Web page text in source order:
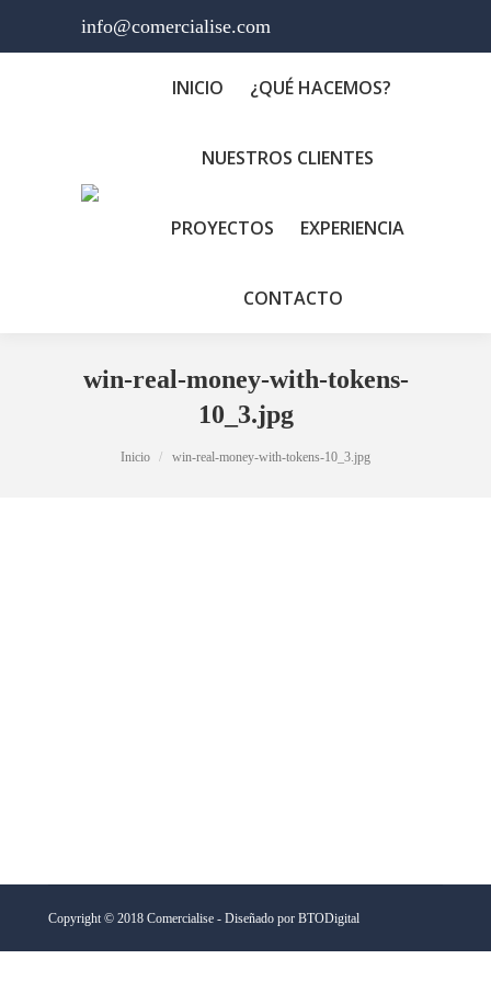
info@comercialise.com
INICIO ¿QUÉ HACEMOS?
NUESTROS CLIENTES
PROYECTOS EXPERIENCIA
CONTACTO
win-real-money-with-tokens-
10_3.jpg
Inicio win-real-money-with-tokens-10_3.jpg
Copyright © 2018 Comercialise - Diseñado por BTODigital